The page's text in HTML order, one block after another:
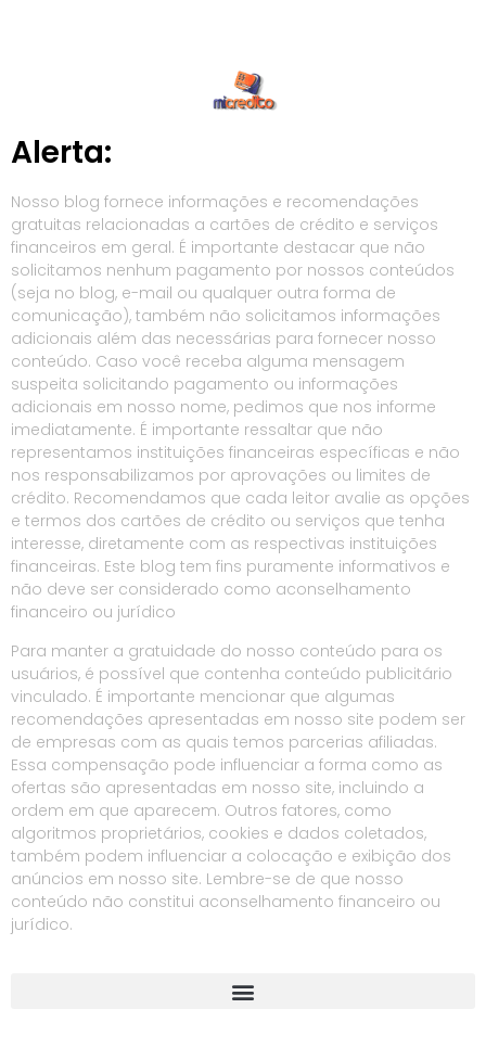
Alerta:
Nosso blog fornece informações e recomendações
gratuitas relacionadas a cartões de crédito e serviços
financeiros em geral. É importante destacar que não
solicitamos nenhum pagamento por nossos conteúdos
(seja no blog, e-mail ou qualquer outra forma de
comunicação), também não solicitamos informações
adicionais além das necessárias para fornecer nosso
conteúdo. Caso você receba alguma mensagem
suspeita solicitando pagamento ou informações
adicionais em nosso nome, pedimos que nos informe
imediatamente. É importante ressaltar que não
representamos instituições financeiras específicas e não
nos responsabilizamos por aprovações ou limites de
crédito. Recomendamos que cada leitor avalie as opções
e termos dos cartões de crédito ou serviços que tenha
interesse, diretamente com as respectivas instituições
financeiras. Este blog tem fins puramente informativos e
não deve ser considerado como aconselhamento
financeiro ou jurídico
Para manter a gratuidade do nosso conteúdo para os
usuários, é possível que contenha conteúdo publicitário
vinculado. É importante mencionar que algumas
recomendações apresentadas em nosso site podem ser
de empresas com as quais temos parcerias afiliadas.
Essa compensação pode influenciar a forma como as
ofertas são apresentadas em nosso site, incluindo a
ordem em que aparecem. Outros fatores, como
algoritmos proprietários, cookies e dados coletados,
também podem influenciar a colocação e exibição dos
anúncios em nosso site. Lembre-se de que nosso
conteúdo não constitui aconselhamento financeiro ou
jurídico.